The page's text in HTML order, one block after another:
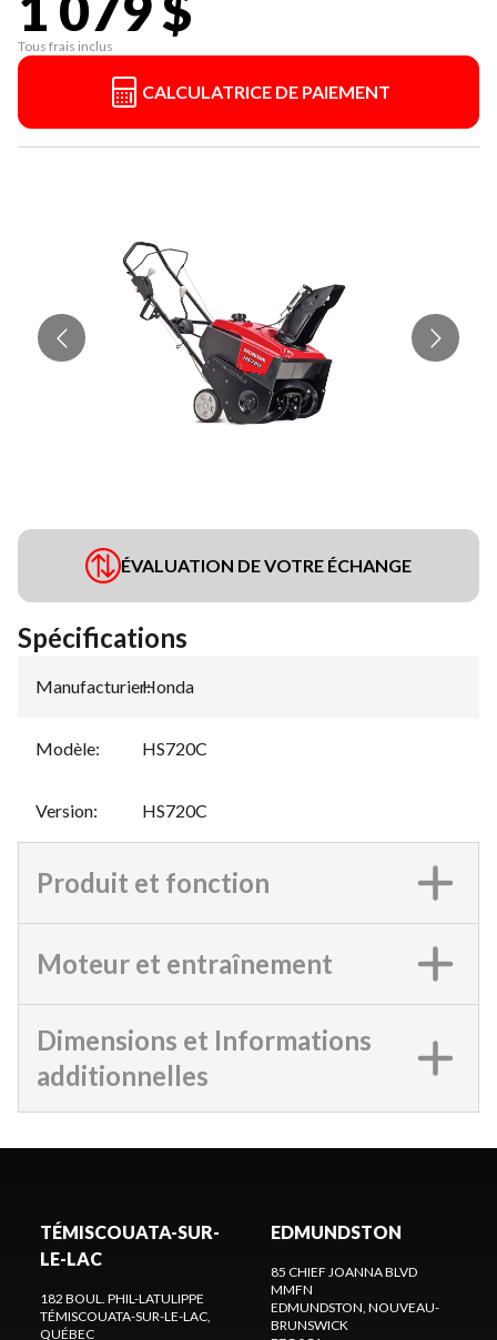
Tous frais inclus
CALCULATRICE DE PAIEMENT
ÉVALUATION DE VOTRE ÉCHANGE
Spécifications
Manufacturier:
Honda
Modèle: HS720C
Version: HS720C
Produit et fonction
Moteur et entraînement
Dimensions et Informations
additionnelles
TÉMISCOUATA-SUR-
LE-LAC
182 BOUL. PHIL-LATULIPPE
TÉMISCOUATA-SUR-LE-LAC
QUÉBEC
EDMUNDSTON
85 CHIEF JOANNA BLVD
MMFN
EDMUNDSTON , NOUVEAU-
BRUNSWICK